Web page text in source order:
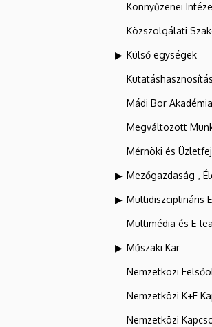
Könnyűzenei
Közszolgálati
Külső egységek
Mádi Bor Akadémia
Megváltozott
Mérnöki és
Mezőgazdaság-,
Multidiszciplináris
Multimédia és E-
Műszaki Kar
Nemzetközi
Nemzetközi K+F
Nemzetközi